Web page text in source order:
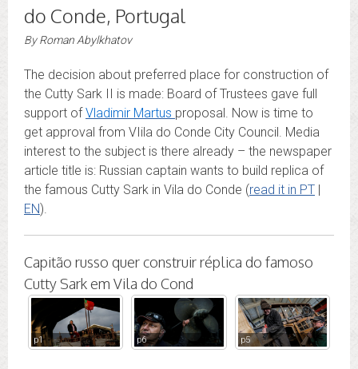
do Conde, Portugal
ByRoman Abylkhatov
The decision about preferred place for construction of
the Cutty Sark II is made: Board of Trustees gave full
support ofVladimir Martus proposal. Now is time to
get approval from VIila do Conde City Council. Media
interest to the subject is there already – the newspaper
article title is: Russian captain wants to build replica of
the famous Cutty Sark in Vila do Conde (read it in PT |
EN).
Capitão russo quer construir réplica do famoso
Cutty Sark em Vila do Cond
p1 p6 p5